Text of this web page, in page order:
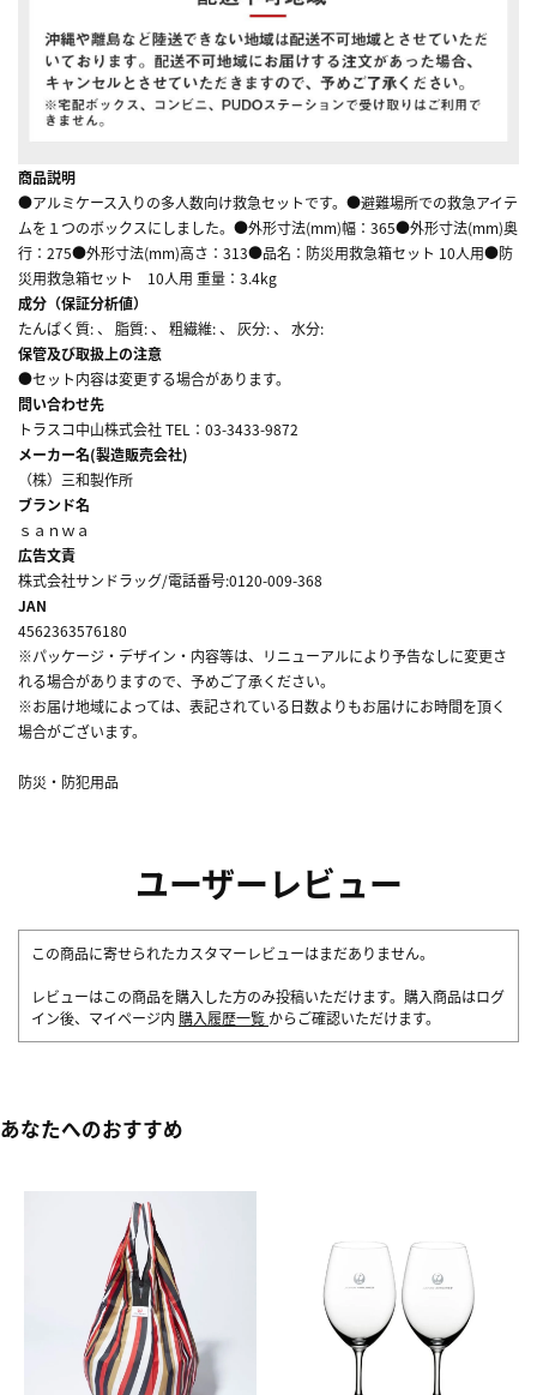
商品説明
●アルミケース入りの多人数向け救急セットです。●避難場所での救急アイテ
ムを１つのボックスにしました。●外形寸法(mm)幅：365●外形寸法(mm)奥
行：275●外形寸法(mm)高さ：313●品名：防災用救急箱セット 10人用●防
災用救急箱セット 10人用 重量：3.4kg
成分（保証分析値）
たんぱく質: 、 脂質: 、 粗繊維: 、 灰分: 、 水分:
保管及び取扱上の注意
●セット内容は変更する場合があります。
問い合わせ先
トラスコ中山株式会社 TEL：03-3433-9872
メーカー名(製造販売会社)
（株）三和製作所
ブランド名
ｓａｎｗａ
広告文責
株式会社サンドラッグ/電話番号:0120-009-368
JAN
4562363576180
※パッケージ・デザイン・内容等は、リニューアルにより予告なしに変更さ
れる場合がありますので、予めご了承ください。
※お届け地域によっては、表記されている日数よりもお届けにお時間を頂く
場合がございます。
防災・防犯用品
ユーザーレビュー
この商品に寄せられたカスタマーレビューはまだありません。
レビューはこの商品を購入した方のみ投稿いただけます。購入商品はログ
イン後、マイページ内 購入履歴一覧 からご確認いただけます。
あなたへのおすすめ